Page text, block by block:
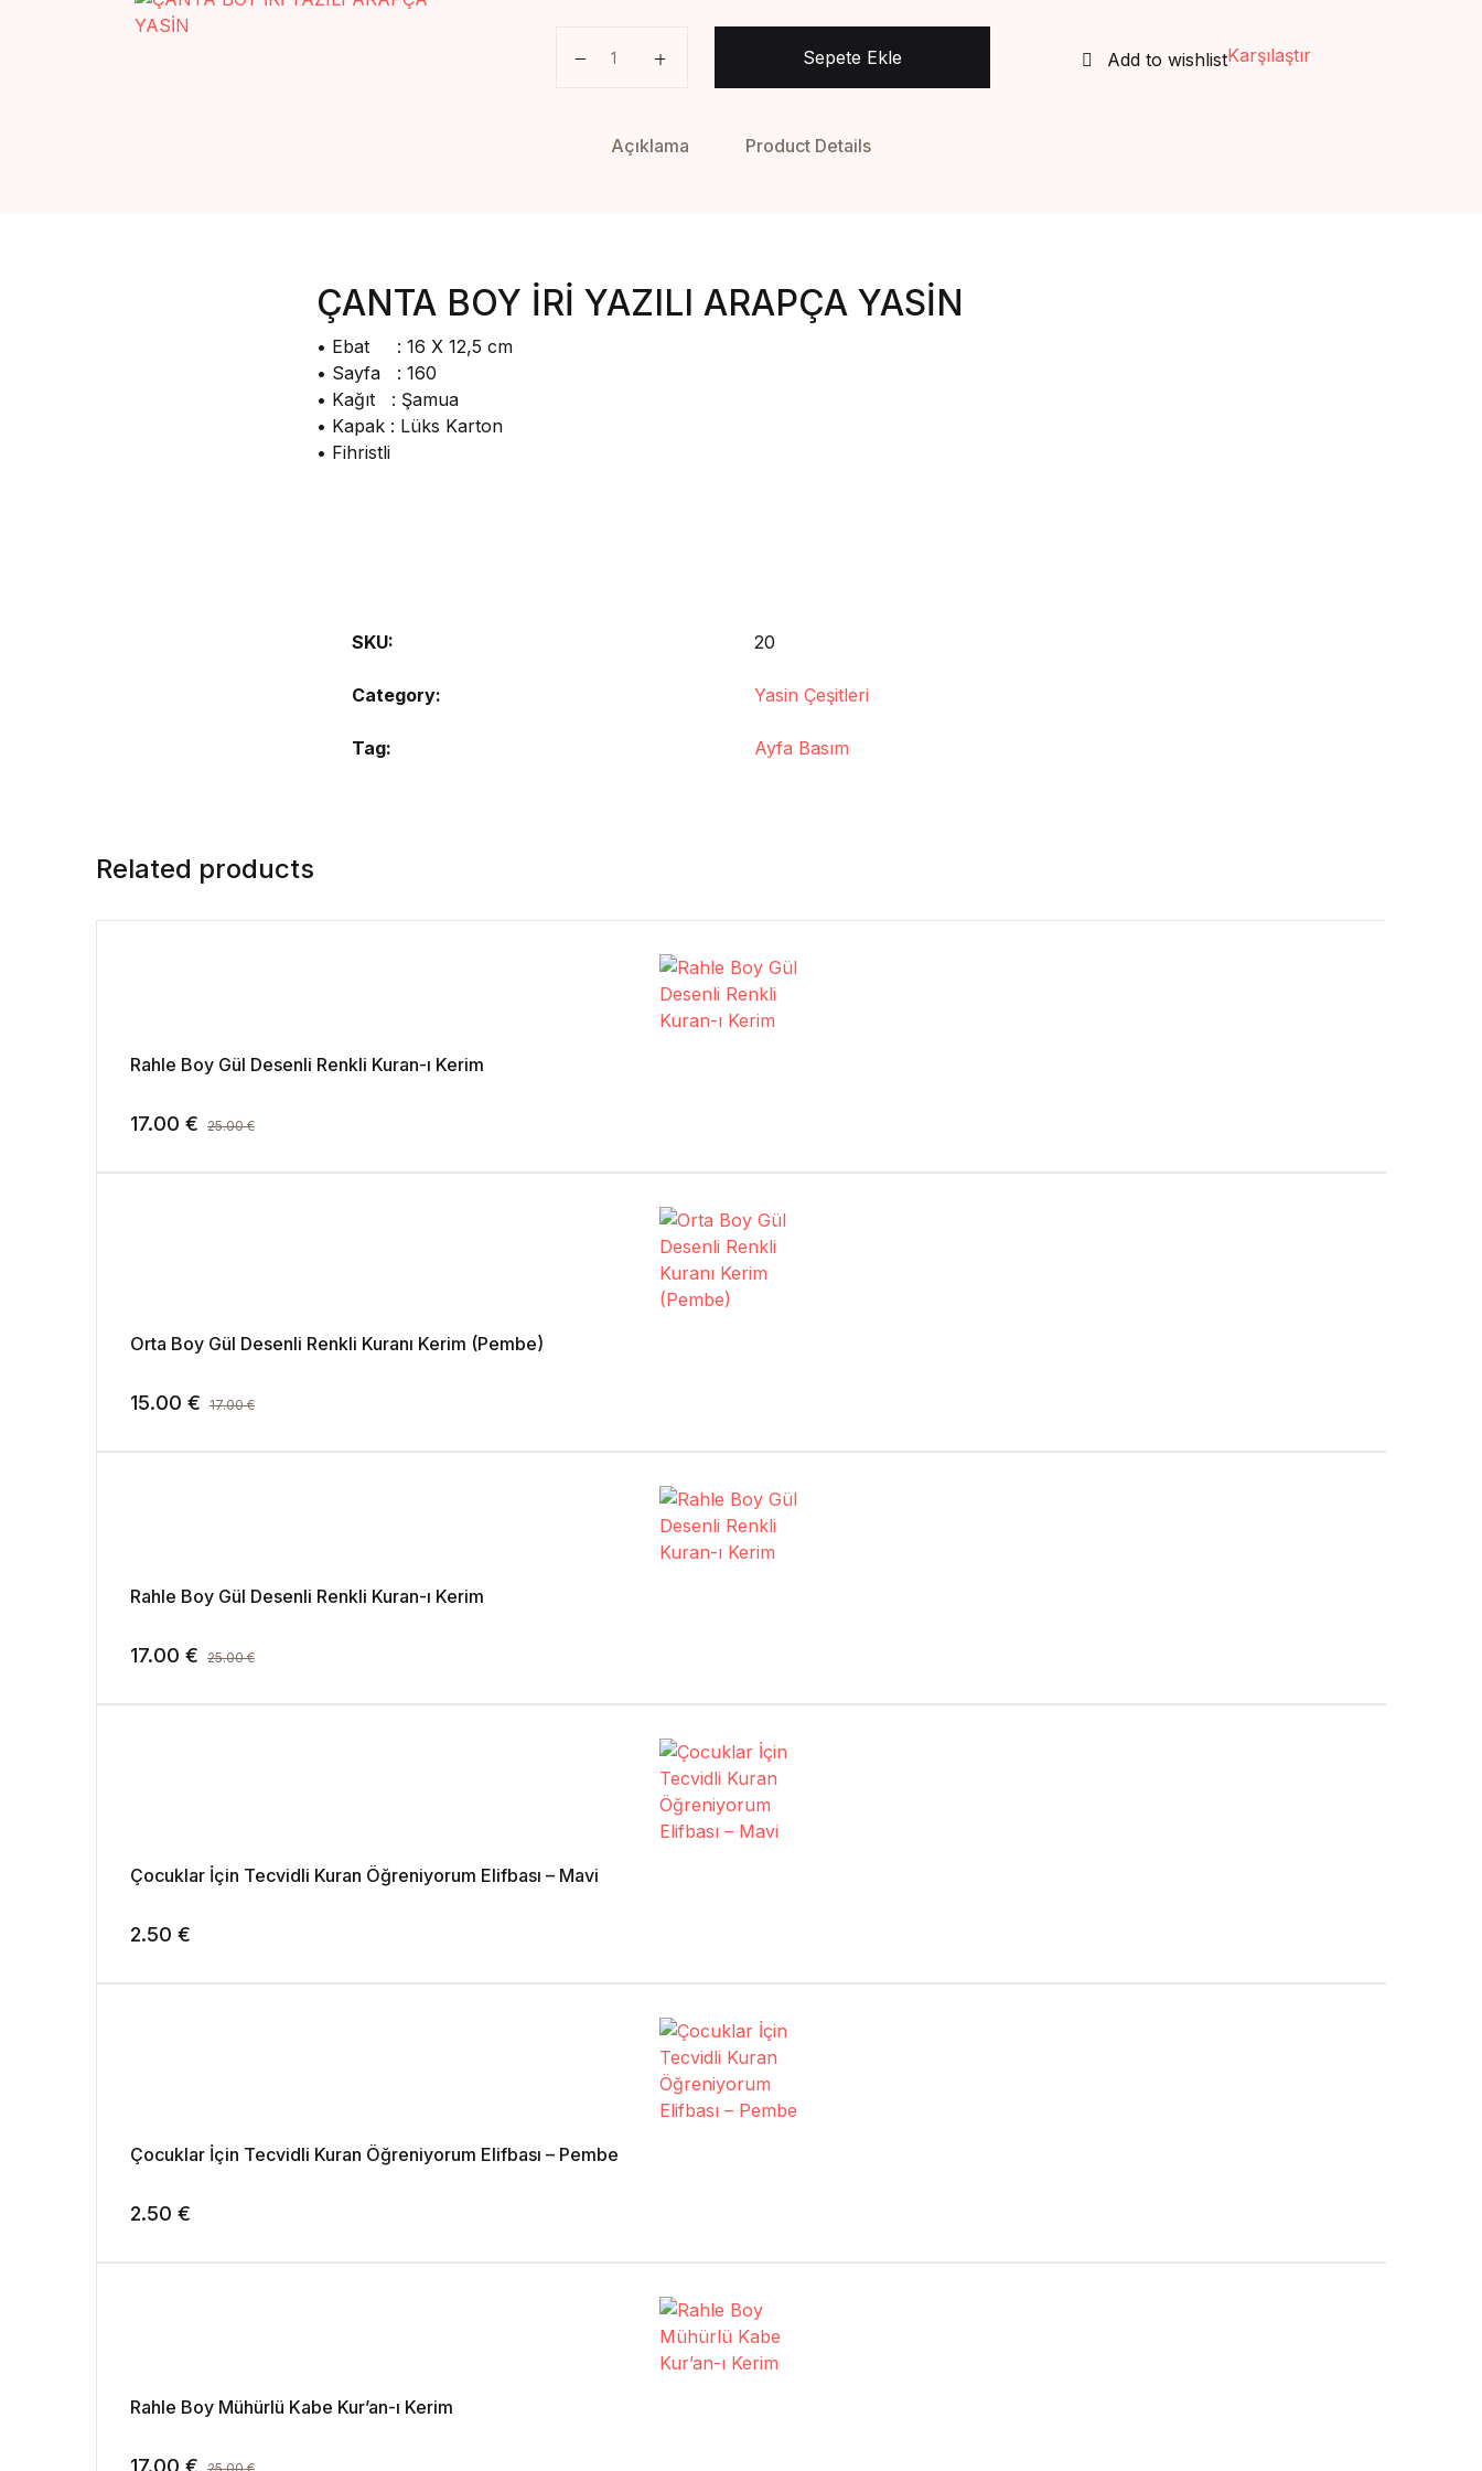
Create Account
Sepete Ekle Add to wishlistKarşılaştır
Açıklama Product Details
ÇANTA BOY İRİ YAZILI ARAPÇA YASİN
• Ebat : 16 X 12,5 cm
• Sayfa : 160
• Kağıt : Şamua
• Kapak : Lüks Karton
• Fihristli
SKU: 20
Category: Yasin Çeşitleri
Tag: Ayfa Basım
Related products
Rahle Boy Gül Desenli Renkli Kuran-ı Kerim
17.00 € 25.00€
Orta Boy Gül Desenli Renkli Kuranı Kerim (Pembe)
15.00 € 17.00€
Rahle Boy Gül Desenli Renkli Kuran-ı Kerim
17.00 € 25.00€
Çocuklar İçin Tecvidli Kuran Öğreniyorum Elifbası – Mavi
2.50 €
Çocuklar İçin Tecvidli Kuran Öğreniyorum Elifbası – Pembe
2.50 €
Rahle Boy Mühürlü Kabe Kur’an-ı Kerim
17.00 €